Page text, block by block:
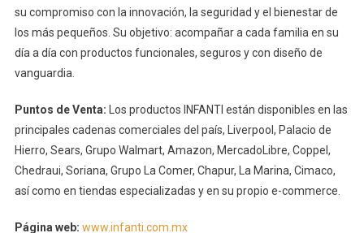
su compromiso con la innovación, la seguridad y el bienestar de
los más pequeños. Su objetivo: acompañar a cada familia en su
día a día con productos funcionales, seguros y con diseño de
vanguardia.
Puntos de Venta: Los productos INFANTI están disponibles en las
principales cadenas comerciales del país, Liverpool, Palacio de
Hierro, Sears, Grupo Walmart, Amazon, MercadoLibre, Coppel,
Chedraui, Soriana, Grupo La Comer, Chapur, La Marina, Cimaco,
así como en tiendas especializadas y en su propio e-commerce.
Página web: www.infanti.com.mx